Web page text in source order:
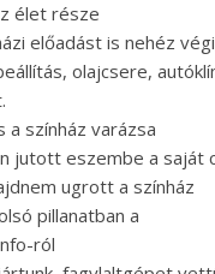
élet része
előadást is nehéz
olajcsere,
a színház varázsa
jutott eszembe a saját
ugrott a színház
pillanatban a
ról